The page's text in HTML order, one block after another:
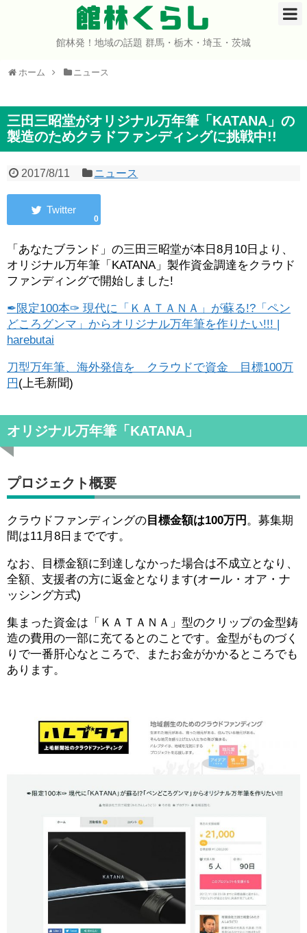
館林くらし
館林発！地域の話題 群馬・栃木・埼玉・茨城
ホーム ニュース
三田三昭堂がオリジナル万年筆「KATANA」の
製造のためクラドファンディングに挑戦中!!
2017/8/11 ニュース
0
「あなたブランド」の三田三昭堂が本日8月10日より、
オリジナル万年筆「KATANA」製作資金調達をクラウド
ファンディングで開始しました!
✒限定100本✑ 現代に「ＫＡＴＡＮＡ」が蘇る!?「ペン
どころグンマ」からオリジナル万年筆を作りたい!!! |
harebutai
刀型万年筆、海外発信を クラウドで資金 目標100万
円 (上毛新聞)
オリジナル万年筆「KATANA」
プロジェクト概要
クラウドファンディングの 目標金額は100万円 。募集期
間は11月8日までです。
なお、目標金額に到達しなかった場合は不成立となり、
全額、支援者の方に返金となります(オール・オア・ナ
ッシング方式)
集まった資金は「ＫＡＴＡＮＡ」型のクリップの金型鋳
造の費用の一部に充てるとのことです。金型がものづく
りで一番肝心なところで、またお金がかかるところでも
あります。
ホーム
イベント
グルメ
コミュニティ
宇宙よりも遠い場所